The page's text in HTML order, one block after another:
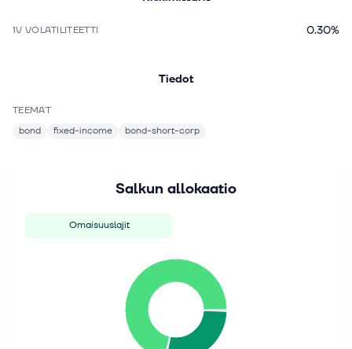
1V VOLATILITEETTI 0.30%
Tiedot
TEEMAT
bond
fixed-income bond-short-corp
Salkun allokaatio
Omaisuuslajit